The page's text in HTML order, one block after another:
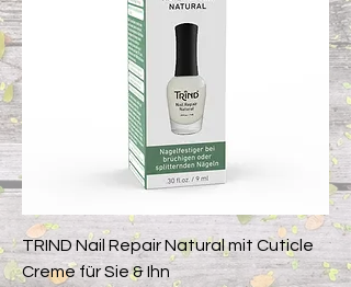
TRIND Nail Repair Natural mit Cuticle
Creme für Sie & Ihn